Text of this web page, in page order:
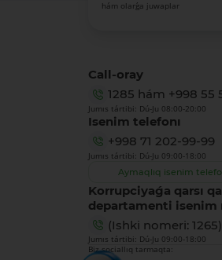
hám olarǵa juwaplar
Call-oray
1285 hám +998 55
Jumıs tártibi: Dú-Ju 08:00-20:00
Isenim telefonı
+998 71 202-99-99
Jumıs tártibi: Dú-Ju 09:00-18:00
Aymaqlıq isenim
Korrupciyaǵa qarsı
departamenti isenim
(Ishki nomeri: 1265)
Jumıs tártibi: Dú-Ju 09:00-18:00
Biz sociallıq tarmaqta: